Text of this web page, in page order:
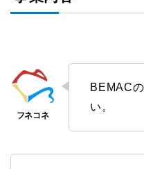
BEMAC
い。